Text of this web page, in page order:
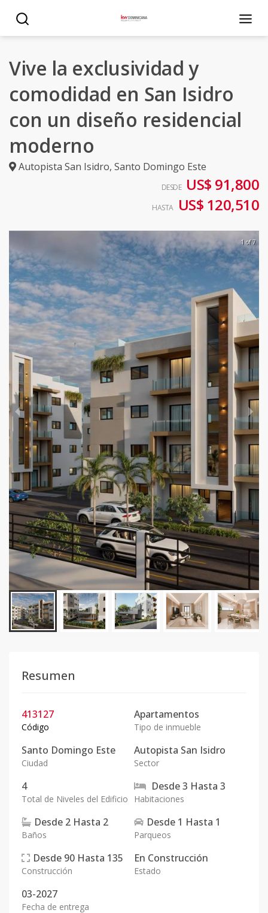
Vive la exclusividad y
comodidad en San Isidro
con un diseño residencial
moderno
Autopista San Isidro, Santo Domingo Este
DESDE US$ 91,800
HASTA US$ 120,510
1 of 7
Resumen
413127
Código
Apartamentos
Tipo de inmueble
Santo Domingo Este
Ciudad
Autopista San Isidro
Sector
4
Total de Niveles del Edificio
Desde3 Hasta 3
Habitaciones
Desde 2 Hasta 2
Baños
Desde 1 Hasta 1
Parqueos
Desde 90 Hasta 135
Construcción
En Construcción
Estado
03-2027
Fecha de entrega